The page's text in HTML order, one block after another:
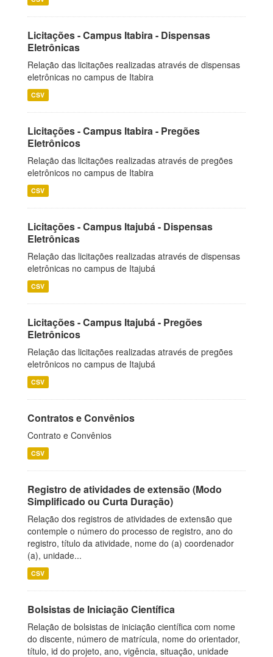
Licitações - Campus Itabira - Dispensas
Eletrônicas
Relação das licitações realizadas através de dispensas
eletrônicas no campus de Itabira
CSV
Licitações - Campus Itabira - Pregões
Eletrônicos
Relação das licitações realizadas através de pregões
eletrônicos no campus de Itabira
CSV
Licitações - Campus Itajubá - Dispensas
Eletrônicas
Relação das licitações realizadas através de dispensas
eletrônicas no campus de Itajubá
CSV
Licitações - Campus Itajubá - Pregões
Eletrônicos
Relação das licitações realizadas através de pregões
eletrônicos no campus de Itajubá
CSV
Contratos e Convênios
Contrato e Convênios
CSV
Registro de atividades de extensão (Modo
Simplificado ou Curta Duração)
Relação dos registros de atividades de extensão que
contemple o número do processo de registro, ano do
registro, título da atividade, nome do (a) coordenador
(a), unidade...
CSV
Bolsistas de Iniciação Científica
Relação de bolsistas de iniciação científica com nome
do discente, número de matrícula, nome do orientador,
título, id do projeto, ano, vigência, situação, unidade